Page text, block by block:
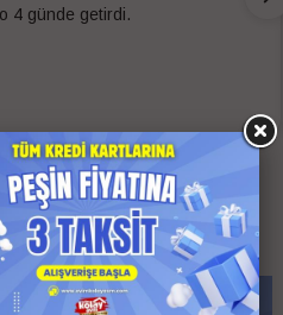
4 günde getirdi.